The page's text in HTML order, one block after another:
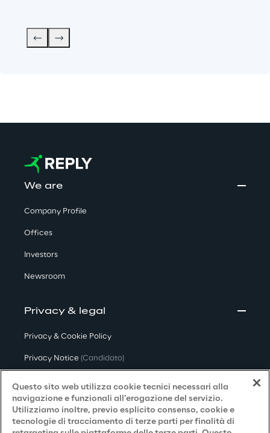
We are
Company Profile
Offices
Investors
Newsroom
Privacy & legal
Privacy & Cookie Policy
Privacy Notice (Candidato)
Privacy Notice(Fornitore)
Privacy Notice(Marketing)
Questo sito web utilizza cookie tecnici necessari alla
navigazione e funzionali all’erogazione del servizio.
Utilizziamo inoltre, previo esplicito consenso, cookie e
tecnologie di tracciamento di terze parti per finalità di